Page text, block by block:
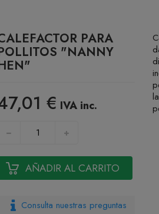
PARA
"NANNY
€ IVA inc.
AÑADIR AL CARRITO
Consulta nuestras preguntas